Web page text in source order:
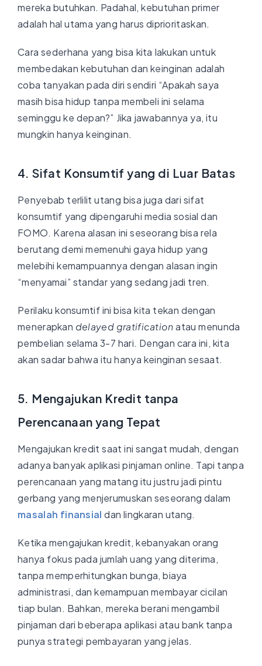
mereka butuhkan. Padahal, kebutuhan primer
adalah hal utama yang harus diprioritaskan.
Cara sederhana yang bisa kita lakukan untuk
membedakan kebutuhan dan keinginan adalah
coba tanyakan pada diri sendiri “Apakah saya
masih bisa hidup tanpa membeli ini selama
seminggu ke depan?” Jika jawabannya ya, itu
mungkin hanya keinginan.
4. Sifat Konsumtif yang di Luar Batas
Penyebab terlilit utang bisa juga dari sifat
konsumtif yang dipengaruhi media sosial dan
FOMO. Karena alasan ini seseorang bisa rela
berutang demi memenuhi gaya hidup yang
melebihi kemampuannya dengan alasan ingin
“menyamai” standar yang sedang jadi tren.
Perilaku konsumtif ini bisa kita tekan dengan
menerapkan delayed gratificationatau menunda
pembelian selama 3-7 hari. Dengan cara ini, kita
akan sadar bahwa itu hanya keinginan sesaat.
5. Mengajukan Kredit tanpa
Perencanaan yang Tepat
Mengajukan kredit saat ini sangat mudah, dengan
adanya banyak aplikasi pinjaman online. Tapi tanpa
perencanaan yang matang itu justru jadi pintu
gerbang yang menjerumuskan seseorang dalam
masalah finansial dan lingkaran utang.
Ketika mengajukan kredit, kebanyakan orang
hanya fokus pada jumlah uang yang diterima,
tanpa memperhitungkan bunga, biaya
administrasi, dan kemampuan membayar cicilan
tiap bulan. Bahkan, mereka berani mengambil
pinjaman dari beberapa aplikasi atau bank tanpa
punya strategi pembayaran yang jelas.